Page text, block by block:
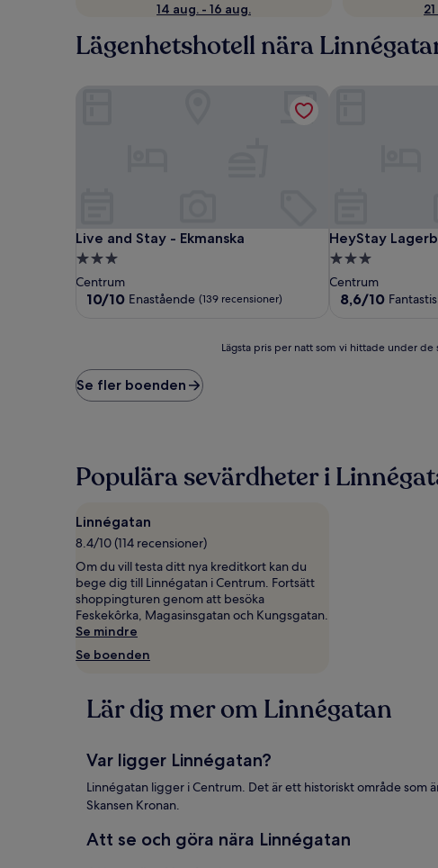
14 aug. - 16 aug.
Lägenhetshotell nära
Live and Stay - Ekmanska
Live and Stay - Ekmanska
3.0-
stjärnigt
boende
Centrum
10.0
10/10 Enastående (139 recensioner)
HeyStay
HeyStay
3.0-
stjärnigt
boende
Centrum
8.6
Fantastiskt,
8,6/10
per
natt
de
senaste
baserat
på
1 natt
för
2 vuxna.
Priser
och
tillgänglighet
kan
villkor
kan
Lägsta pris per natt som vi hittade under de
Se fler boenden
Populära sevärdheter i
Linnégatan
8.4/10 (114 recensioner)
Om du vill testa ditt nya kreditkort kan du
bege dig till Linnégatan i Centrum. Fortsätt
shoppingturen genom att besöka
Feskekôrka, Magasinsgatan och Kungsgatan.
Se mindre
Se boenden
Lär dig mer om Linnégatan
Var ligger Linnégatan?
Linnégatan ligger i Centrum. Det är ett historiskt område som
Skansen Kronan.
Att se och göra nära Linnégatan